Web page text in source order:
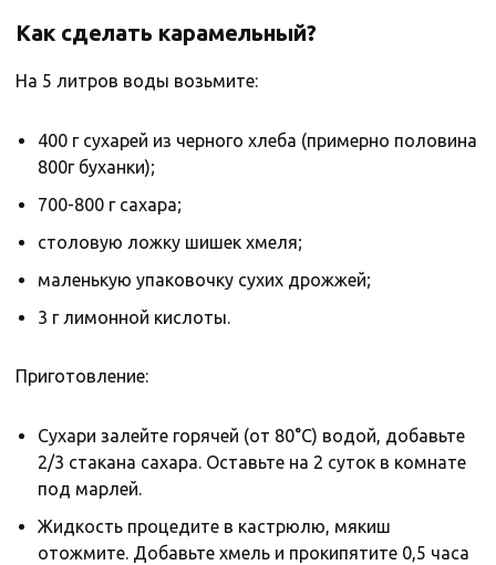
Как сделать карамельный?
На 5 литров воды возьмите:
400 г сухарей из черного хлеба (примерно половина
800г буханки);
700-800 г сахара;
столовую ложку шишек хмеля;
маленькую упаковочку сухих дрожжей;
3 г лимонной кислоты.
Приготовление:
Сухари залейте горячей (от 80°С) водой, добавьте
2/3 стакана сахара. Оставьте на 2 суток в комнате
под марлей.
Жидкость процедите в кастрюлю, мякиш
отожмите. Добавьте хмель и прокипятите 0,5 часа